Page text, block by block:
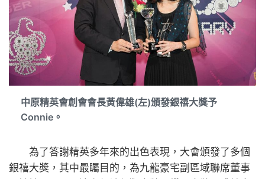
中原精英會創會會長黃偉雄(左)頒發銀禧大獎予
Connie。
為了答謝精英多年來的出色表現，大會頒發了多個
銀禧大獎，其中最矚目的，為九龍豪宅副區域聯席董事